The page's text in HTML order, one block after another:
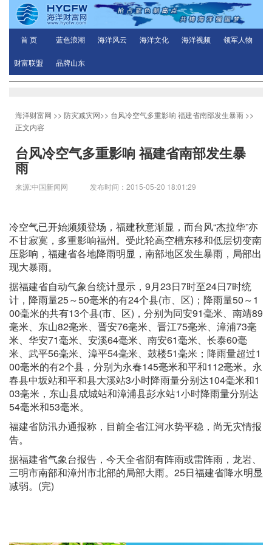
首 页 蓝色浪潮 海洋风云 海洋文化 海洋视频 领军人物
财富联盟 品牌山东
海洋财富网 >> 防灾减灾网>> 台风冷空气多重影响 福建省南部发生暴雨 >>
正文内容
台风冷空气多重影响 福建省南部发生暴
雨
来源:中国新闻网 发布时间：2015-05-20 18:01:29
冷空气已开始频频登场，福建秋意渐显，而台风“杰拉华”亦
不甘寂寞，多重影响福州。受此轮高空槽东移和低层切变南
压影响，福建省各地降雨明显，南部地区发生暴雨，局部出
现大暴雨。
据福建省自动气象台统计显示，9月23日7时至24日7时统
计，降雨量25～50毫米的有24个县(市、区)；降雨量50～1
00毫米的共有13个县(市、区)，分别为同安91毫米、南靖89
毫米、东山82毫米、晋安76毫米、晋江75毫米、漳浦73毫
米、华安71毫米、安溪64毫米、南安61毫米、长泰60毫
米、武平56毫米、漳平54毫米、鼓楼51毫米；降雨量超过1
00毫米的有2个县，分别为永春145毫米和平和112毫米。永
春县中坂站和平和县大溪站3小时降雨量分别达104毫米和1
03毫米，东山县成城站和漳浦县彭水站1小时降雨量分别达
54毫米和53毫米。
福建省防汛办通报称，目前全省江河水势平稳，尚无灾情报
告。
据福建省气象台报告，今天全省阴有阵雨或雷阵雨，龙岩、
三明市南部和漳州市北部的局部大雨。25日福建省降水明显
减弱。(完)